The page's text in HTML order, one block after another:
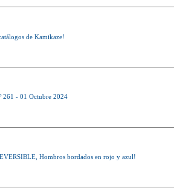
de Kamikaze!
261 - 01 Octubre 2024
Hombros bordados en rojo y azul!